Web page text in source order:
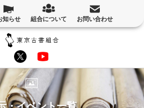
知らせ 組合について お問い合わせ